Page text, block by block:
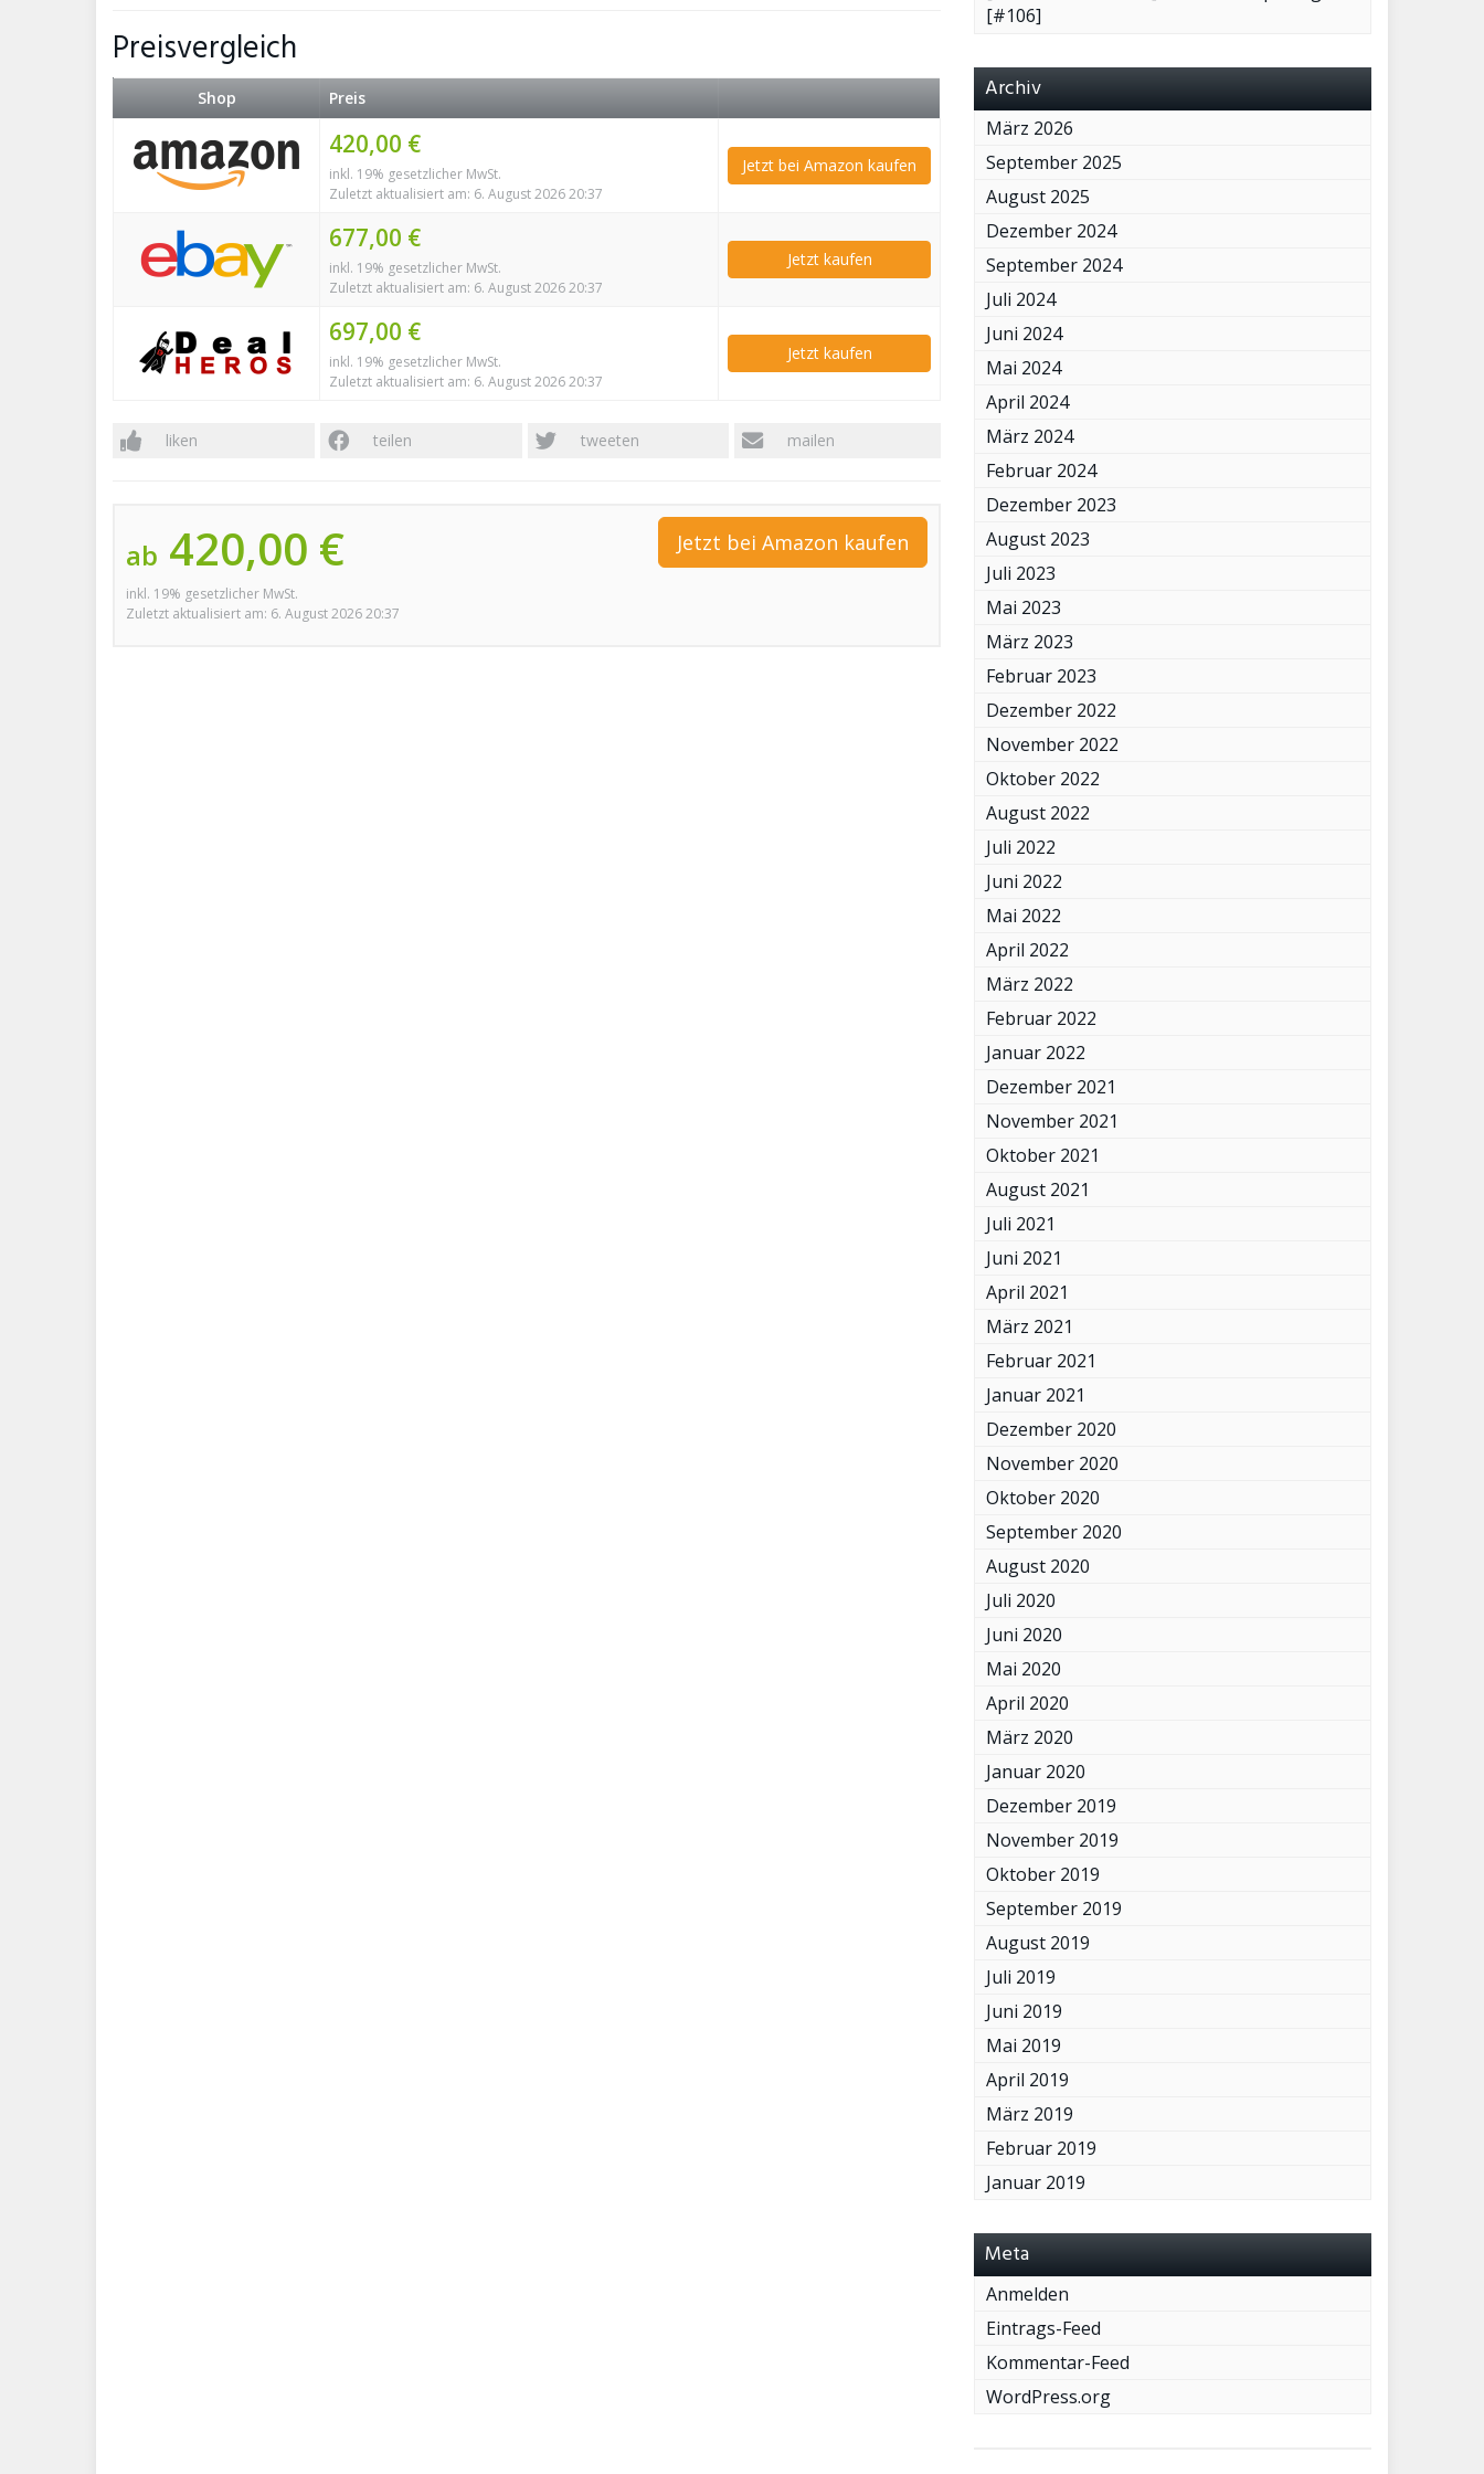
Preisvergleich
Shop Preis
420,00 €
inkl. 19% gesetzlicher MwSt.
Zuletzt aktualisiert am: 6. August 2026 20:37
Jetzt bei Amazon kaufen
677,00 €
inkl. 19% gesetzlicher MwSt.
Zuletzt aktualisiert am: 6. August 2026 20:37
Jetzt kaufen
697,00 €
inkl. 19% gesetzlicher MwSt.
Zuletzt aktualisiert am: 6. August 2026 20:37
Jetzt kaufen
liken teilen tweeten mailen
ab 420,00 €
inkl. 19% gesetzlicher MwSt.
Zuletzt aktualisiert am: 6. August 2026 20:37
Jetzt bei Amazon kaufen
[#106]
Archiv
März 2026
September 2025
August 2025
Dezember 2024
September 2024
Juli 2024
Juni 2024
Mai 2024
April 2024
März 2024
Februar 2024
Dezember 2023
August 2023
Juli 2023
Mai 2023
März 2023
Februar 2023
Dezember 2022
November 2022
Oktober 2022
August 2022
Juli 2022
Juni 2022
Mai 2022
April 2022
März 2022
Februar 2022
Januar 2022
Dezember 2021
November 2021
Oktober 2021
August 2021
Juli 2021
Juni 2021
April 2021
März 2021
Februar 2021
Januar 2021
Dezember 2020
November 2020
Oktober 2020
September 2020
August 2020
Juli 2020
Juni 2020
Mai 2020
April 2020
März 2020
Januar 2020
Dezember 2019
November 2019
Oktober 2019
September 2019
August 2019
Juli 2019
Juni 2019
Mai 2019
April 2019
März 2019
Februar 2019
Januar 2019
Meta
Anmelden
Eintrags-Feed
Kommentar-Feed
WordPress.org